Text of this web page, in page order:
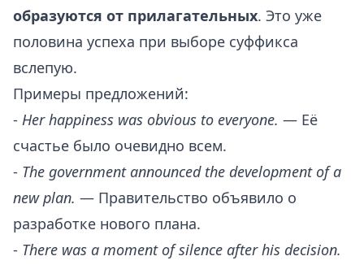
образуются от прилагательных. Это уже
половина успеха при выборе суффикса
вслепую.
Примеры предложений:
- Her happiness was obvious to everyone. — Её
счастье было очевидно всем.
- The government announced the development of a
new plan. — Правительство объявило о
разработке нового плана.
- There was a moment of silence after his decision.